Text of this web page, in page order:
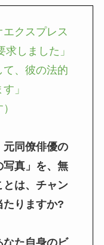
エクスプレス
しました」
て、彼の法的
」
元同僚俳優の
写真」を、無
とは、チャン
たりますか?